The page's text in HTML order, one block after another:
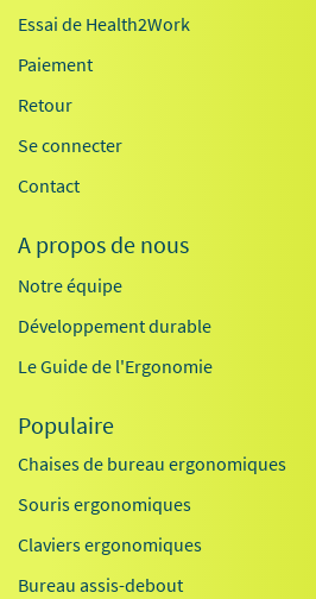
Essai de Health2Work
Paiement
Retour
Se connecter
Contact
A propos de nous
Notre équipe
Développement durable
Le Guide de l'Ergonomie
Populaire
Chaises de bureau ergonomiques
Souris ergonomiques
Claviers ergonomiques
Bureau assis-debout